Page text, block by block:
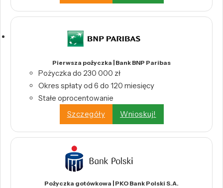
Pierwsza pożyczka | Bank BNP Paribas
Pożyczka do 230 000 zł
Okres spłaty od 6 do 120 miesięcy
Stałe oprocentowanie
Szczegóły
Wnioskuj!
Pożyczka gotówkowa | PKO Bank Polski S.A.